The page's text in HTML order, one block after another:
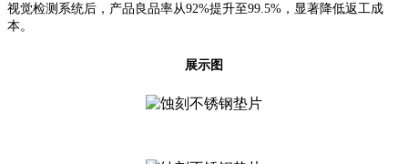
视觉检测系统后，产品良品率从92%提升至99.5%，显著降低返工成
本。
展示图